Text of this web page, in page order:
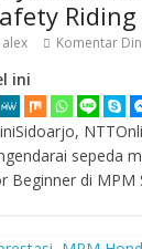
Riding
alex Komentar
ini
sepeda
Beginner di MPM